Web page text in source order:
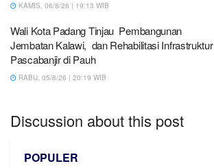
KAMIS, 06/8/26 | 19:13 WIB
Wali Kota Padang Tinjau Pembangunan
Jembatan Kalawi, dan Rehabilitasi Infrastruktur
Pascabanjir di Pauh
RABU, 05/8/26 | 20:19 WIB
Discussion about this post
POPULER